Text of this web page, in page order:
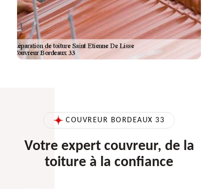
COUVREUR BORDEAUX 33
Votre expert couvreur, de la
toiture à la confiance